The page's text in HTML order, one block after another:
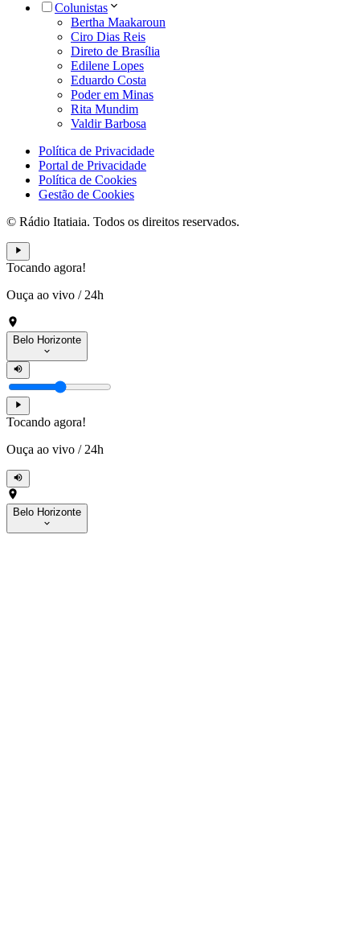
Colunistas
Bertha Maakaroun
Ciro Dias Reis
Direto de Brasília
Edilene Lopes
Eduardo Costa
Poder em Minas
Rita Mundim
Valdir Barbosa
Política de Privacidade
Portal de Privacidade
Política de Cookies
Gestão de Cookies
© Rádio Itatiaia. Todos os direitos reservados.
Tocando agora!
Ouça ao vivo / 24h
Belo Horizonte
Tocando agora!
Ouça ao vivo / 24h
Belo Horizonte